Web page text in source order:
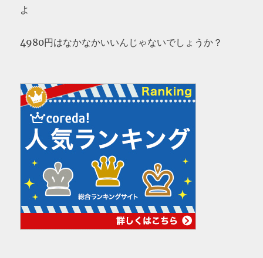
よ
4980円はなかなかいいんじゃないでしょうか？